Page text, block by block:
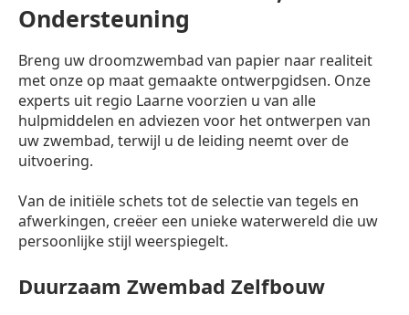
Ondersteuning
Breng uw droomzwembad van papier naar realiteit
met onze op maat gemaakte ontwerpgidsen. Onze
experts uit regio Laarne voorzien u van alle
hulpmiddelen en adviezen voor het ontwerpen van
uw zwembad, terwijl u de leiding neemt over de
uitvoering.
Van de initiële schets tot de selectie van tegels en
afwerkingen, creëer een unieke waterwereld die uw
persoonlijke stijl weerspiegelt.
Duurzaam Zwembad Zelfbouw